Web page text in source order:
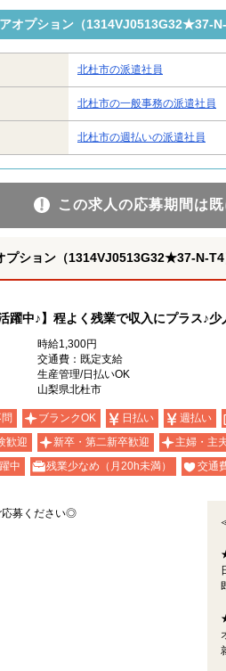
オプション（1314VJ0513G32★37-
北杜市の派遣社員
北杜市の一般事務の派遣社員
北杜市の週払いの派遣社員
この求人の応募期間は
プション（1314VJ0513G32★37-N-T4
躍中♪】程よく残業で収入にプラス♪少
時給1,300円
交通費：既定支給
生産管理/日払いOK
山梨県北杜市
ブランクOK 日払い 週払い
歓迎 新卒・第二新卒歓迎 主婦・主
中
残業少なめ（月20h未満） 交通
応募ください◎